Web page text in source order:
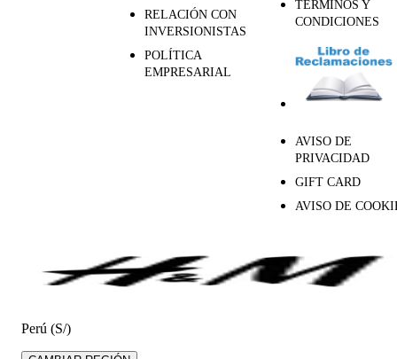
RELACIÓN CON
INVERSIONISTAS
POLÍTICA
EMPRESARIAL
TÉRMINOS Y
CONDICIONES
AVISO DE
PRIVACIDAD
GIFT CARD
AVISO DE
Perú (S/)